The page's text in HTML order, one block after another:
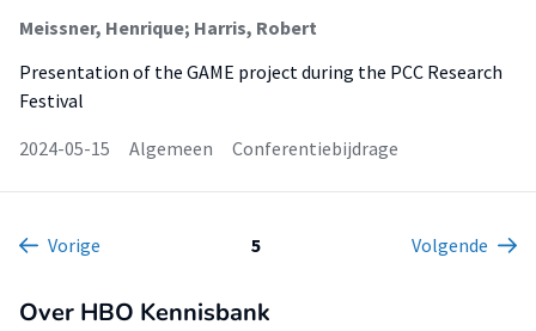
Meissner, Henrique; Harris, Robert
Presentation of the GAME project during the PCC Research
Festival
2024-05-15
Algemeen Conferentiebijdrage
Vorige 5 Volgende
Over HBO Kennisbank